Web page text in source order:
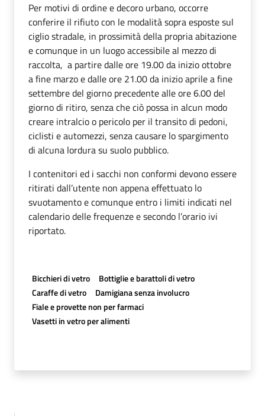
Per motivi di ordine e decoro urbano, occorre
conferire il rifiuto con le modalità sopra esposte sul
ciglio stradale, in prossimità della propria abitazione
e comunque in un luogo accessibile al mezzo di
raccolta, a partire dalle ore 19.00 da inizio ottobre
a fine marzo e dalle ore 21.00 da inizio aprile a fine
settembre del giorno precedente alle ore 6.00 del
giorno di ritiro, senza che ciò possa in alcun modo
creare intralcio o pericolo per il transito di pedoni,
ciclisti e automezzi, senza causare lo spargimento
di alcuna lordura su suolo pubblico.
I contenitori ed i sacchi non conformi devono essere
ritirati dall’utente non appena effettuato lo
svuotamento e comunque entro i limiti indicati nel
calendario delle frequenze e secondo l’orario ivi
riportato.
Bicchieri di vetro
Bottiglie e barattoli di vetro
Caraffe di vetro
Damigiana senza involucro
Fiale e provette non per farmaci
Vasetti in vetro per alimenti